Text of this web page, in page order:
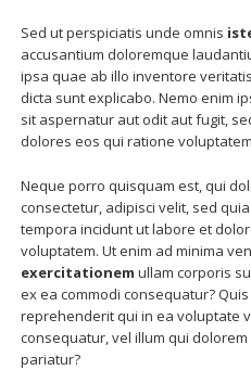
Sed ut perspiciatis unde omnis
accusantium doloremque
ipsa quae ab illo inventore
dicta sunt explicabo. Nemo enim
sit aspernatur aut odit aut fugit,
dolores eos qui ratione
Neque porro quisquam est, qui
consectetur, adipisci velit, sed
tempora incidunt ut labore et
voluptatem. Ut enim ad minima
exercitationem ullam corporis
ex ea commodi consequatur?
reprehenderit qui in ea voluptate
consequatur, vel illum qui
pariatur?